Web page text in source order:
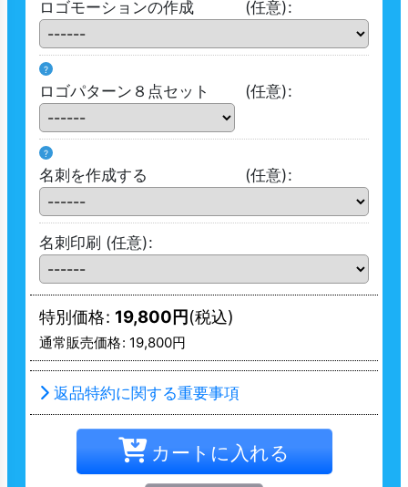
ロゴモーションの作成 (任意):
?
ロゴパターン８点セット (任意):
?
名刺を作成する (任意):
名刺印刷 (任意):
特別価格: 19,800円(税込)
通常販売価格: 19,800円
返品特約に関する重要事項
カートに入れる